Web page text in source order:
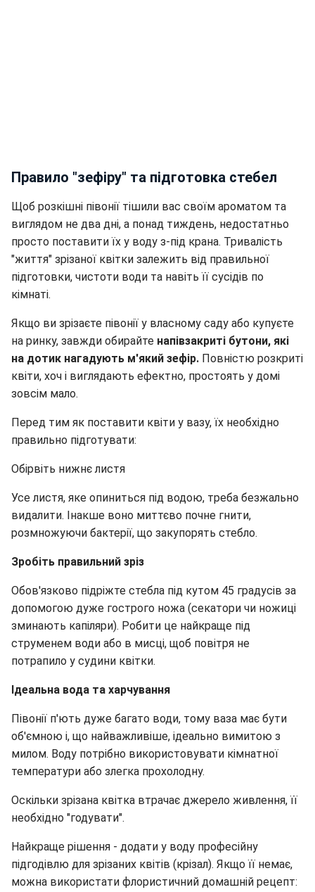
Правило "зефіру" та підготовка стебел
Щоб розкішні півонії тішили вас своїм ароматом та
виглядом не два дні, а понад тиждень, недостатньо
просто поставити їх у воду з-під крана. Тривалість
"життя" зрізаної квітки залежить від правильної
підготовки, чистоти води та навіть її сусідів по
кімнаті.
Якщо ви зрізаєте півонії у власному саду або купуєте
на ринку, завжди обирайте напівзакриті бутони, які
на дотик нагадують м'який зефір. Повністю розкриті
квіти, хоч і виглядають ефектно, простоять у домі
зовсім мало.
Перед тим як поставити квіти у вазу, їх необхідно
правильно підготувати:
Обірвіть нижнє листя
Усе листя, яке опиниться під водою, треба безжально
видалити. Інакше воно миттєво почне гнити,
розмножуючи бактерії, що закупорять стебло.
Зробіть правильний зріз
Обов'язково підріжте стебла під кутом 45 градусів за
допомогою дуже гострого ножа (секатори чи ножиці
зминають капіляри). Робити це найкраще під
струменем води або в мисці, щоб повітря не
потрапило у судини квітки.
Ідеальна вода та харчування
Півонії п'ють дуже багато води, тому ваза має бути
об'ємною і, що найважливіше, ідеально вимитою з
милом. Воду потрібно використовувати кімнатної
температури або злегка прохолодну.
Оскільки зрізана квітка втрачає джерело живлення, її
необхідно "годувати".
Найкраще рішення - додати у воду професійну
підгодівлю для зрізаних квітів (крізал). Якщо її немає,
можна використати флористичний домашній рецепт: